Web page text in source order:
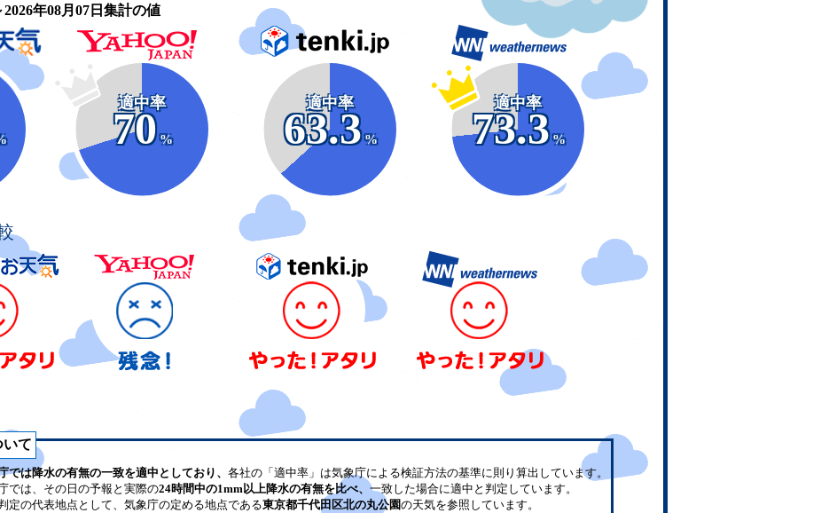
年08月07日集計の値
適中率
70
%
適中率
63.3
%
適中率
73.3
%
いて
では降水の有無の一致を適中としており、 各社の「適中率」は気象庁による検証方法の基準に則り算出しています。
では、その日の予報と実際の24時間中の1mm以上降水の有無を比べ、 一致した場合に適中と判定しています。
定の代表地点として、気象庁の定める地点である東京都千代田区北の丸公園の天気を参照しています。